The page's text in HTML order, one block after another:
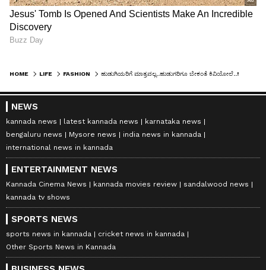
HOME LIFE FASHION ಹುಡುಗಿಯರಿಗೆ ಮಾತ್ರವಲ್ಲ..ಹುಡುಗರಿಗೂ ಬೇಕಂತೆ ಕಿವಿಯೋಲೆ..!
NEWS
kannada news latest kannada news
karnataka news
bengaluru news
Mysore news
india news in kannada
international news in kannada
ENTERTAINMENT NEWS
Kannada Cinema News kannada movies review
sandalwood news
kannada tv shows
SPORTS NEWS
sports news in kannada
cricket news in kannada
Other Sports News in Kannada